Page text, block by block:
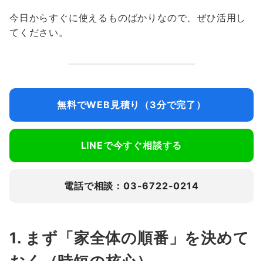
今日からすぐに使えるものばかりなので、ぜひ活用し
てください。
無料でWEB見積り（3分で完了）
LINEで今すぐ相談する
電話で相談：03-6722-0214
1. まず「家全体の順番」を決めて